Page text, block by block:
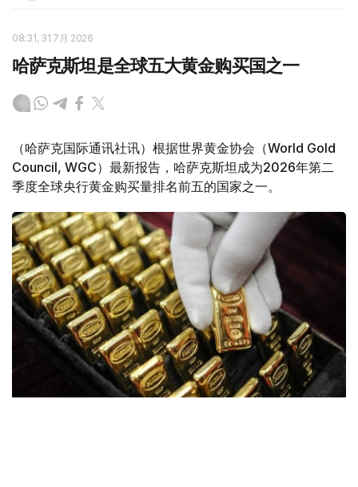
08:31, 31 7月 2026
哈萨克斯坦是全球五大黄金购买国之一
（哈萨克国际通讯社讯）根据世界黄金协会（World Gold
Council, WGC）最新报告，哈萨克斯坦成为2026年第二
季度全球央行黄金购买量排名前五的国家之一。